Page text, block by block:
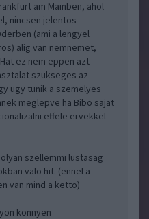
am Mainben, ahol
nincsen jelentos
(ami a lengyel
alig van nemnemet,
ez nem eppen azt
szukseges az
ugy tunik a szemelyes
meglepve ha Bibo sajat
effele ervekkel
szellemmi lustasag
valo hit. (ennel a
van mind a ketto)
konnyen